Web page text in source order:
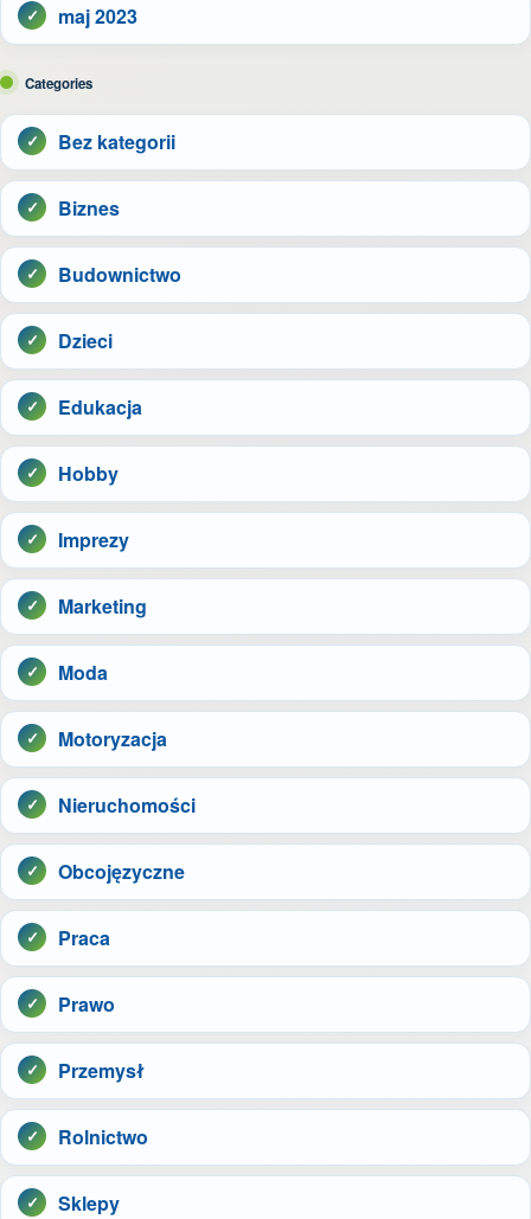
maj 2023
Categories
Bez kategorii
Biznes
Budownictwo
Dzieci
Edukacja
Hobby
Imprezy
Marketing
Moda
Motoryzacja
Nieruchomości
Obcojęzyczne
Praca
Prawo
Przemysł
Rolnictwo
Sklepy